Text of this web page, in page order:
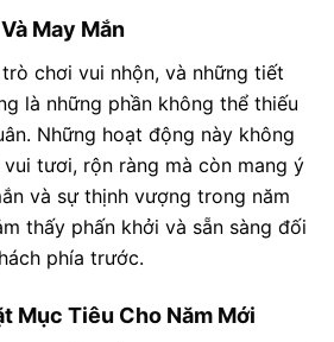
May Mắn
chơi vui nhộn, và những tiết
là những phần không thể thiếu
Những hoạt động này không
tươi, rộn ràng mà còn mang ý
và sự thịnh vượng trong năm
thấy phấn khởi và sẵn sàng đối
phía trước.
Mục Tiêu Cho Năm Mới